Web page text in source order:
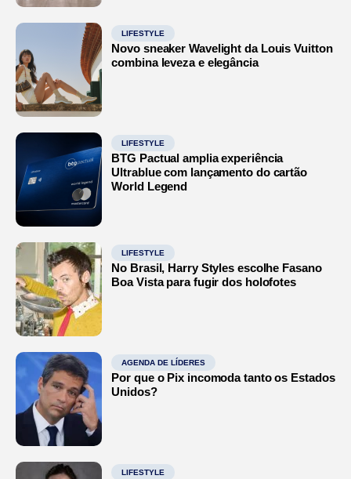
LIFESTYLE
Novo sneaker Wavelight da Louis Vuitton
combina leveza e elegância
LIFESTYLE
BTG Pactual amplia experiência
Ultrablue com lançamento do cartão
World Legend
LIFESTYLE
No Brasil, Harry Styles escolhe Fasano
Boa Vista para fugir dos holofotes
AGENDA DE LÍDERES
Por que o Pix incomoda tanto os Estados
Unidos?
LIFESTYLE